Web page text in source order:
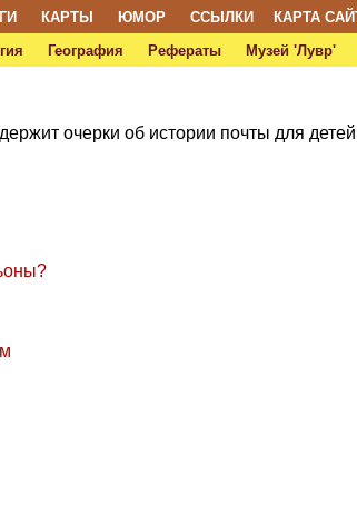
КАРТЫ ЮМОР ССЫЛКИ КАРТА
География Рефераты Музей 'Лувр'
очерки об истории почты для